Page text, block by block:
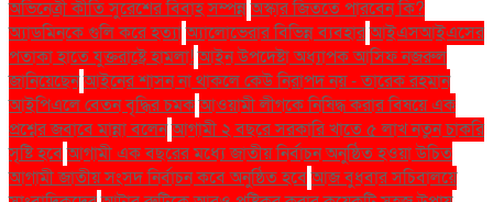
অভিনেত্রী কীর্তি সুরেশের বিবাহ সম্পন্নঅস্কার জিততে পারবেন কি?
অ্যাডমিনকে গুলি করে হত্যাঅ্যালোভেরার বিভিন্ন ব্যবহারআইএসআইএসের
পতাকা হাতে যুক্তরাষ্ট্রে হামলা!আইন উপদেষ্টা অধ্যাপক আসিফ নজরুল
জানিয়েছেনআইনের শাসন না থাকলে কেউ নিরাপদ নয় - তারেক রহমান
আইপিএলে বেতন বৃদ্ধির চমকআওয়ামী লীগকে নিষিদ্ধ করার বিষয়ে এক
প্রশ্নের জবাবে মান্না বলেনআগামী ২ বছরে সরকারি খাতে ৫ লাখ নতুন চাকরি
সৃষ্টি হবেআগামী এক বছরের মধ্যে জাতীয় নির্বাচন অনুষ্ঠিত হওয়া উচিত
আগামী জাতীয় সংসদ নির্বাচন কবে অনুষ্ঠিত হবেআজ বুধবার সচিবালয়ে